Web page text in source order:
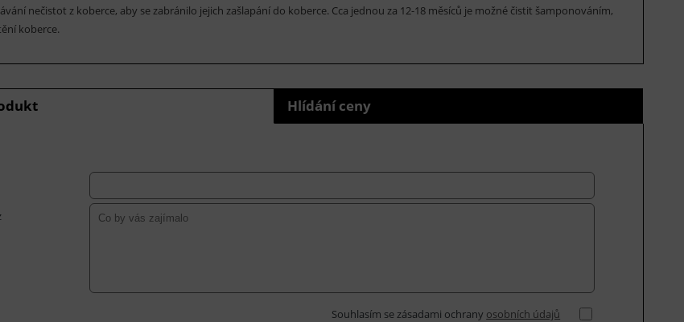
nečistot z koberce, aby se zabránilo jejich zašlapání do koberce. Cca jednou za 12-18 měsíců je možné čistit šamponováním,
koberce.
Hlídání ceny
Souhlasím se zásadami ochrany osobních údajů